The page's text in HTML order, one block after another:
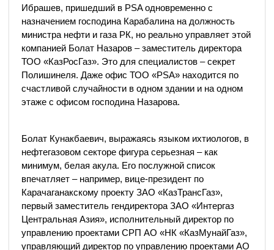
Ибрашев, пришедший в PSA одновременно с
назначением господина Карабалина на должность
министра нефти и газа РК, но реально управляет этой
компанией Болат Назаров – заместитель директора
ТОО «КазРосГаз». Это для специалистов – секрет
Полишинеля. Даже офис ТОО «PSA» находится по
счастливой случайности в одном здании и на одном
этаже с офисом господина Назарова.
Болат Кунакбаевич, выражаясь языком ихтиологов, в
нефтегазовом секторе фигура серьезная – как
минимум, белая акула. Его послужной список
впечатляет – например, вице-президент по
Карачаганакскому проекту ЗАО «КазТрансГаз»,
первый заместитель гендиректора ЗАО «Интергаз
Центральная Азия», исполнительный директор по
управлению проектами СРП АО «НК «КазМунайГаз»,
управляющий директор по управлению проектами АО